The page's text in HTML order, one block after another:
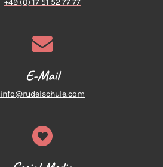
+49 (0) 17 51 52 77 77
E-Mail
info@rudelschule.com